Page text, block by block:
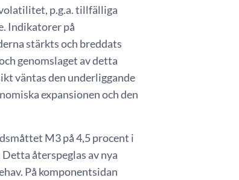
p.g.a. tillfälliga
Indikatorer på
stärkts och breddats
genomslaget av detta
väntas den underliggande
expansionen och den
M3 på 4,5 procent i
återspeglas av nya
På komponentsidan